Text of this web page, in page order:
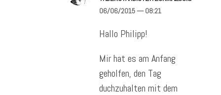
06/06/2015— 08:21
Hallo Philipp!
Mir hat es am Anfang
geholfen, den Tag
duchzuhalten mit dem